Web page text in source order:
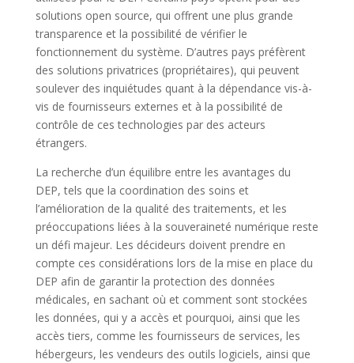
solutions open source, qui offrent une plus grande
transparence et la possibilité de vérifier le
fonctionnement du système. D’autres pays préfèrent
des solutions privatrices (propriétaires), qui peuvent
soulever des inquiétudes quant à la dépendance vis-à-
vis de fournisseurs externes et à la possibilité de
contrôle de ces technologies par des acteurs
étrangers.
La recherche d’un équilibre entre les avantages du
DEP, tels que la coordination des soins et
l’amélioration de la qualité des traitements, et les
préoccupations liées à la souveraineté numérique reste
un défi majeur. Les décideurs doivent prendre en
compte ces considérations lors de la mise en place du
DEP afin de garantir la protection des données
médicales, en sachant où et comment sont stockées
les données, qui y a accès et pourquoi, ainsi que les
accès tiers, comme les fournisseurs de services, les
hébergeurs, les vendeurs des outils logiciels, ainsi que